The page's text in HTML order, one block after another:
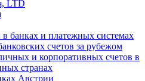
LTD
банках и платежных системах
счетов за рубежом
и корпоративных счетов в
странах
Австрии